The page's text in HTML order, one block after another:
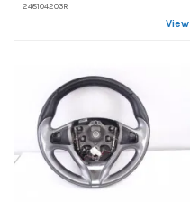
248104203R
View